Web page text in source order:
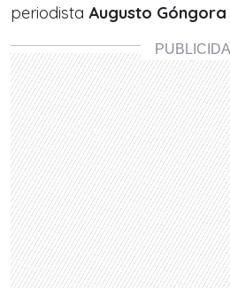
periodista Augusto Góngora